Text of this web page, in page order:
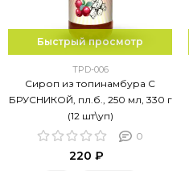
Быстрый просмотр
TPD-006
Сироп из топинамбура С
БРУСНИКОЙ, пл.б., 250 мл, 330 г
(12 шт\уп)
0
220 ₽